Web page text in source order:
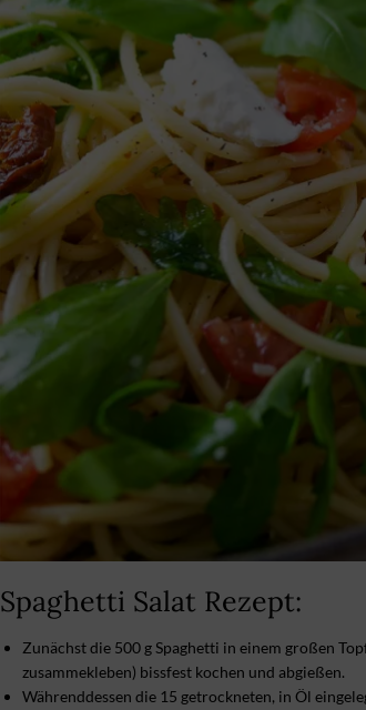
Spaghetti Salat Rezept:
Zunächst die 500 g Spaghetti in einem großen
zusammekleben) bissfest kochen und abgießen.
Währenddessen die 15 getrockneten, in Öl